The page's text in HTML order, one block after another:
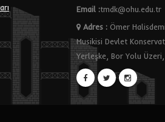
Email :tmdk@ohu.edu.tr
Adres:Ömer
Musikisi Devlet
Yerleşke, Bor Yolu